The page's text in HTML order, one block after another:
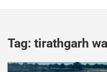
Tag: tirathgarh